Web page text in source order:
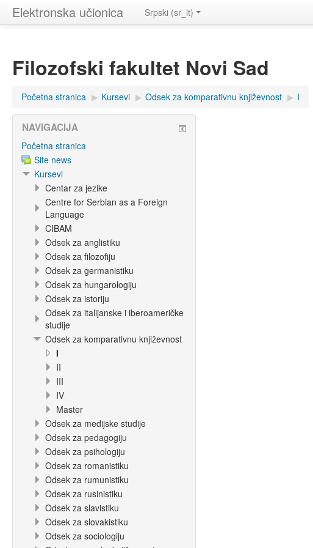
Elektronska učionica Srpski ‎(sr_lt)‎
Filozofski fakultet Novi Sad
Početna stranica ▶︎ Kursevi ▶︎ Odsek za komparativnu književnost ▶︎ I
NAVIGACIJA
Početna stranica
Site news
Kursevi
Centar za jezike
Centre for Serbian as a Foreign
Language
CIBAM
Odsek za anglistiku
Odsek za filozofiju
Odsek za germanistiku
Odsek za hungarologiju
Odsek za istoriju
Odsek za italijanske i iberoameričke
studije
Odsek za komparativnu književnost
I
II
III
IV
Master
Odsek za medijske studije
Odsek za pedagogiju
Odsek za psihologiju
Odsek za romanistiku
Odsek za rumunistiku
Odsek za rusinistiku
Odsek za slavistiku
Odsek za slovakistiku
Odsek za sociologiju